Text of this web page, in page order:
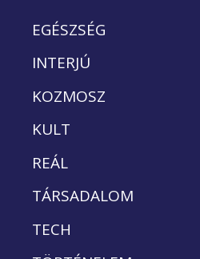
EGÉSZSÉG
INTERJÚ
KOZMOSZ
KULT
REÁL
TÁRSADALOM
TECH